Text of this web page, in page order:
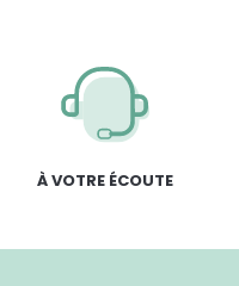
À VOTRE ÉCOUTE